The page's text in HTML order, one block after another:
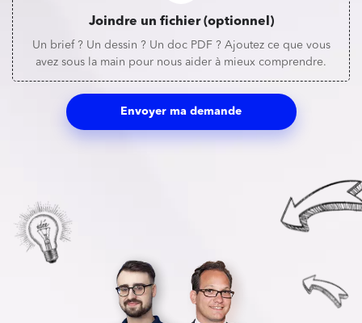
Joindre un fichier (optionnel)
Un brief ? Un dessin ? Un doc PDF ? Ajoutez ce que vous
avez sous la main pour nous aider à mieux comprendre.
Envoyer ma demande